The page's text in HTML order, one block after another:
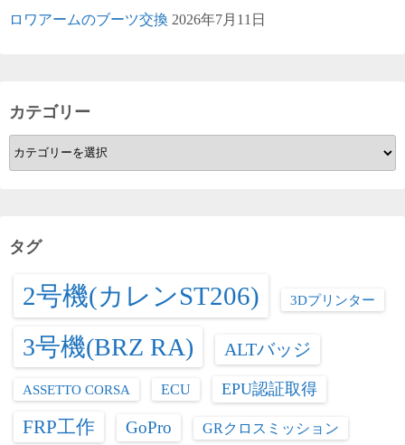
ロワアームのブーツ交換 2026年7月11日
カテゴリー
カ
テ
ー
タグ
2号機(カレンST206) 3Dプリンター
3号機(BRZ RA) ALTバッジ
ASSETTO CORSA ECU EPU認証取得
FRP工作 GoPro GRクロスミッション